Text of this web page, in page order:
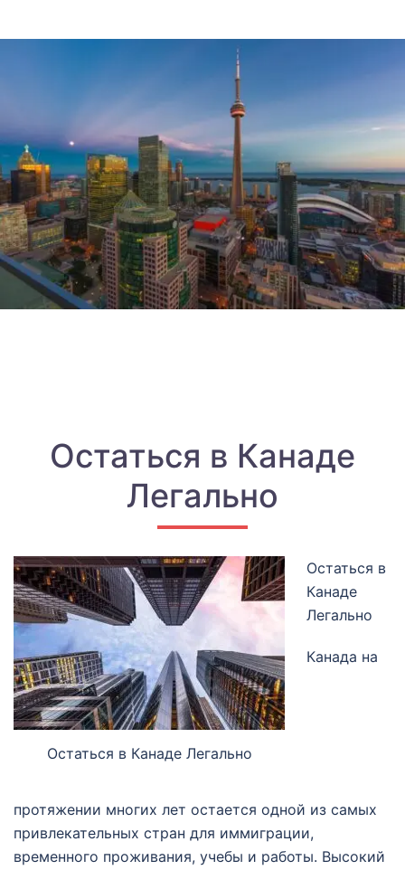
Остаться в Канаде
Легально
Остаться в Канаде Легально
Остаться в
Канаде
Легально
Канада на
протяжении многих лет остается одной из самых
привлекательных стран для иммиграции,
временного проживания, учебы и работы. Высокий